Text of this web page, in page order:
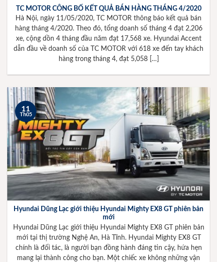
TC MOTOR CÔNG BỐ KẾT QUẢ BÁN HÀNG THÁNG 4/2020
Hà Nội, ngày 11/05/2020, TC MOTOR thông báo kết quả bán
hàng tháng 4/2020. Theo đó, tổng doanh số tháng 4 đạt 2,206
xe, cộng dồn 4 tháng đầu năm đạt 17,568 xe. Hyundai Accent
dẫn đầu về doanh số của TC MOTOR với 618 xe đến tay khách
hàng trong tháng 4, đạt 5,058 […]
Hyundai Dũng Lạc giới thiệu Hyundai Mighty EX8 GT phiên bản
mới
Hyundai Dũng Lạc giới thiệu Hyundai Mighty EX8 GT phiên bản
mới tại thị trường Nghệ An, Hà Tĩnh. Hyundai Mighty EX8 GT
chính là đối tác, là người bạn đồng hành đáng tin cậy, hứa hẹn
mang lại thành công cho bạn. Một chiếc xe không những vận
11
Th05